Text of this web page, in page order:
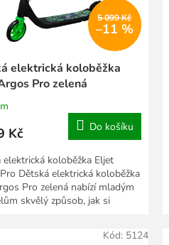
5 099 Kč
–11 %
elektrická koloběžka
Pro zelená
Kč Do košíku
elektrická koloběžka Eljet
Dětská elektrická koloběžka
Pro zelená nabízí mladým
skvělý způsob, jak si
Kód: 5124